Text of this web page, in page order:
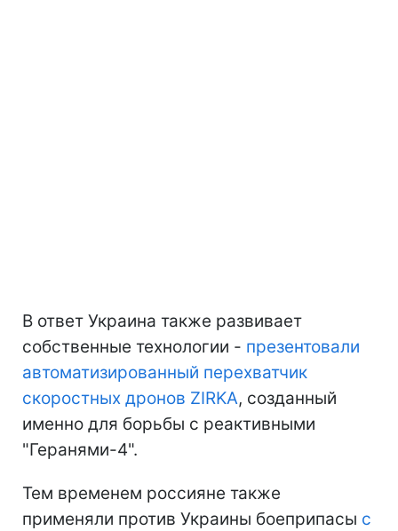
В ответ Украина также развивает
собственные технологии - презентовали
автоматизированный перехватчик
скоростных дронов ZIRKA, созданный
именно для борьбы с реактивными
"Геранями-4".
Тем временем россияне также
применяли против Украины боеприпасы с